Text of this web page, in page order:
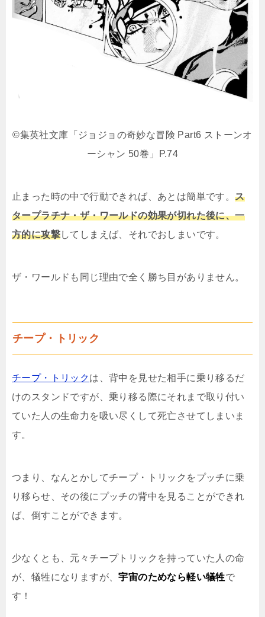
©集英社文庫「ジョジョの奇妙な冒険 Part6 ストーンオ
ーシャン 50巻」P.74
止まった時の中で行動できれば、あとは簡単です。ス
タープラチナ・ザ・ワールドの効果が切れた後に、一
方的に攻撃してしまえば、それでおしまいです。
ザ・ワールドも同じ理由で全く勝ち目がありません。
チープ・トリック
チープ・トリックは、背中を見せた相手に乗り移るだ
けのスタンドですが、乗り移る際にそれまで取り付い
ていた人の生命力を吸い尽くして死亡させてしまいま
す。
つまり、なんとかしてチープ・トリックをプッチに乗
り移らせ、その後にプッチの背中を見ることができれ
ば、倒すことができます。
少なくとも、元々チープトリックを持っていた人の命
が、犠牲になりますが、宇宙のためなら軽い犠牲で
す！